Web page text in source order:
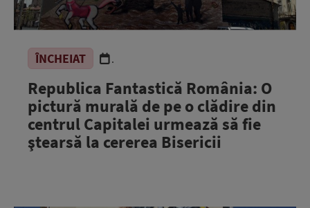
ÎNCHEIAT .
Republica Fantastică România: O
pictură murală de pe o clădire din
centrul Capitalei urmează să fie
ştearsă la cererea Bisericii